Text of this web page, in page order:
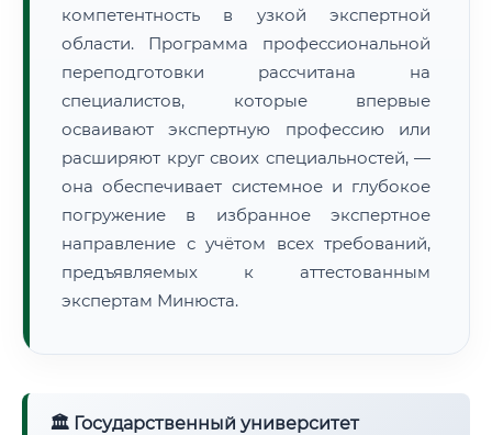
компетентность в узкой экспертной
области. Программа профессиональной
переподготовки рассчитана на
специалистов, которые впервые
осваивают экспертную профессию или
расширяют круг своих специальностей, —
она обеспечивает системное и глубокое
погружение в избранное экспертное
направление с учётом всех требований,
предъявляемых к аттестованным
экспертам Минюста.
🏛 Государственный университет